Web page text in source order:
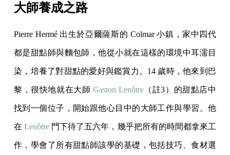
大師養成之路
Pierre Hermé 出生於亞爾薩斯的 Colmar 小鎮，家中四代
都是甜點師與麵包師，他從小就在這樣的環境中耳濡目
染，培養了對甜點的愛好與鑑賞力。14 歲時，他來到巴
黎，很快地就在大師 Gaston Lenôtre（註3）的甜點店中
找到一個位子，開始跟他心目中的大師工作與學習。他
在Lenôtre 門下待了五六年，幾乎把所有的時間都拿來工
作，學會了所有甜點師該學的基礎，包括技巧、食材選